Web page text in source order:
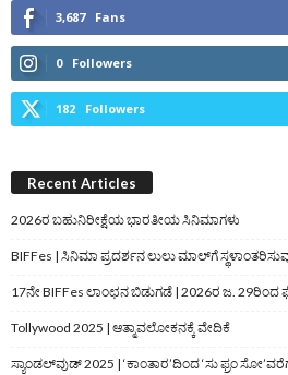
3,687 Fans
0 Followers
182 Followers
Recent Articles
2026ರ ಬಹುನಿರೀಕ್ಷೆಯ ಭಾರತೀಯ ಸಿನಿಮಾಗಳು
BIFFes | ಸಿನಿಮಾ ಪ್ರದರ್ಶನ ಲುಲು ಮಾಲ್‌ಗೆ
17ನೇ BIFFes ಲಾಂಛನ ಬಿಡುಗಡೆ | 2026ರ ಜ. 29ರಿಂದ
Tollywood 2025 | ಆತ್ಮಾವಲೋಕನಕ್ಕೆ ವೇದಿಕೆ
ಸ್ಯಾಂಡಲ್‌ವುಡ್‌ 2025 | ‘ಕಾಂತಾರ’ದಿಂದ ‘ಸು ಫ್ರಂ